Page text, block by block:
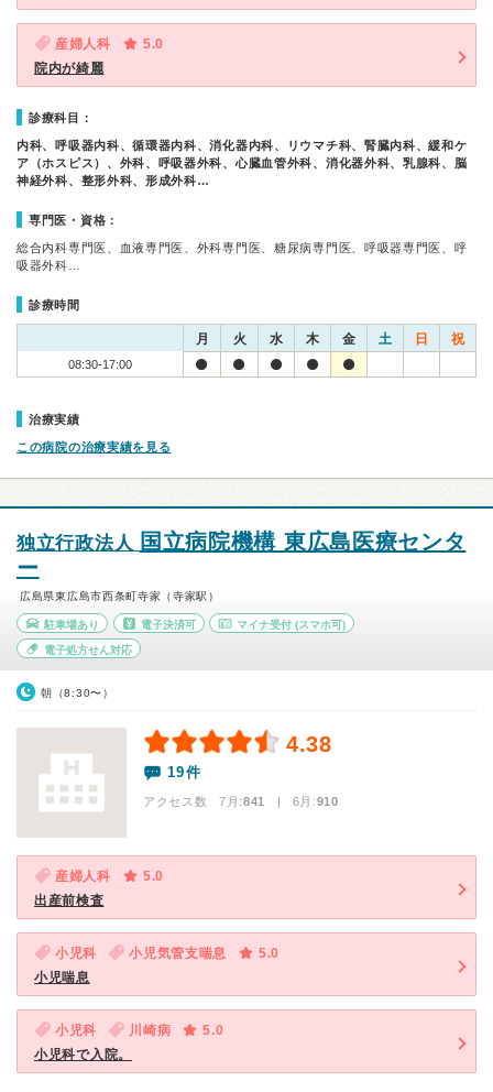
産婦人科
5.0
院内が綺麗
診療科目：
内科、呼吸器内科、循環器内科、消化器内科、リウマチ科、腎臓内科、緩和ケ
ア（ホスピス）、外科、呼吸器外科、心臓血管外科、消化器外科、乳腺科、脳
神経外科、整形外科、形成外科…
専門医・資格：
総合内科専門医、血液専門医、外科専門医、糖尿病専門医、呼吸器専門医、呼
吸器外科…
診療時間
月 火 水 木 金 土 日 祝
08:30-17:00
治療実績
この病院の治療実績を見る
独立行政法人 国立病院機構 東広島医療センタ
ー
広島県東広島市西条町寺家（寺家駅）
駐車場あり 電子決済可 マイナ受付 (スマホ可)
電子処方せん対応
朝（8:30〜）
4.38
19件
アクセス数 7月:841 | 6月:910
産婦人科
5.0
出産前検査
小児科 小児気管支喘息
5.0
小児喘息
小児科 川崎病
5.0
小児科で入院。